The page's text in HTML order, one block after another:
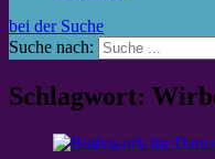
bei der Suche
Suche nach:
Schlagwort: